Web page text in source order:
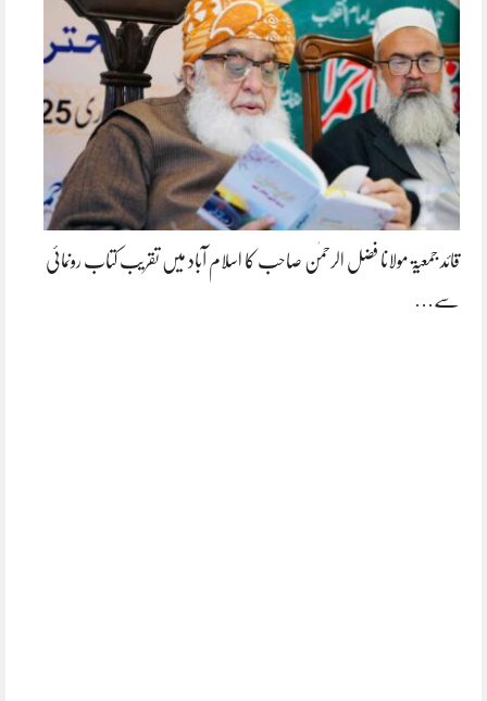
قائد جمعیۃ مولانا فضل الرحمٰن صاحب کا اسلام آباد میں تقریب کتاب رونمائی
سے…